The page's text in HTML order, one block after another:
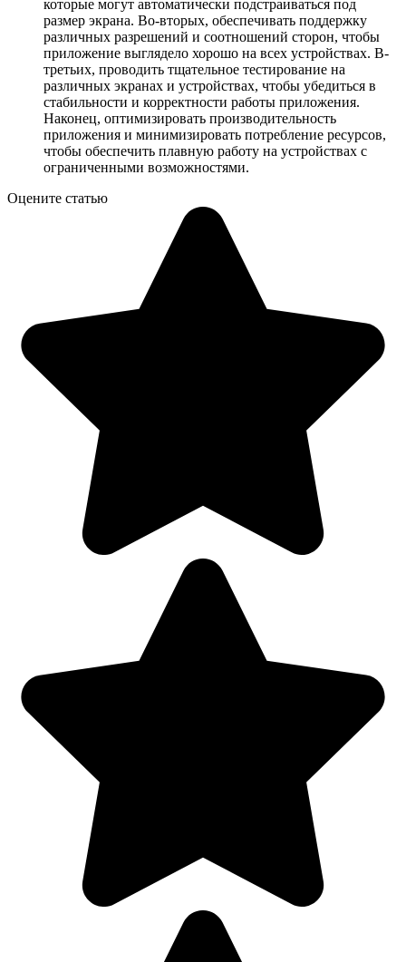
которые могут автоматически подстраиваться под
размер экрана. Во-вторых, обеспечивать поддержку
различных разрешений и соотношений сторон, чтобы
приложение выглядело хорошо на всех устройствах. В-
третьих, проводить тщательное тестирование на
различных экранах и устройствах, чтобы убедиться в
стабильности и корректности работы приложения.
Наконец, оптимизировать производительность
приложения и минимизировать потребление ресурсов,
чтобы обеспечить плавную работу на устройствах с
ограниченными возможностями.
Оцените статью